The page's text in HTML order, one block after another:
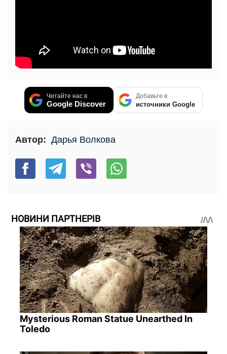
Читайте нас в
Google Discover
Добавьте в
источники Google
Автор: Дарья Волкова
НОВИНИ ПАРТНЕРІВ
Mysterious Roman Statue Unearthed In
Toledo